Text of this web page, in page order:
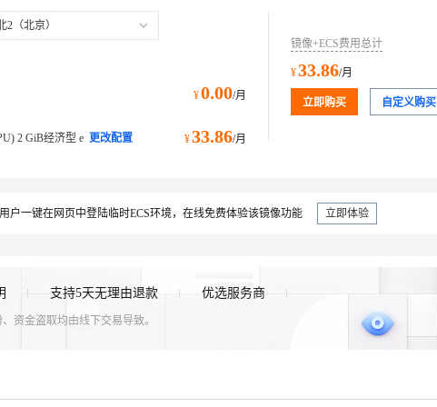
2（北京）
¥0.00/月
2 GiB经济型 e 更改配置 ¥33.86/月
镜像+ECS费用总计
¥33.86/月
立即购买 自定义购买
户一键在网页中登陆临时ECS环境，在线免费体验该镜像功能 立即体验
支持5天无理由退款 优选服务商
资金盗取均由线下交易导致。